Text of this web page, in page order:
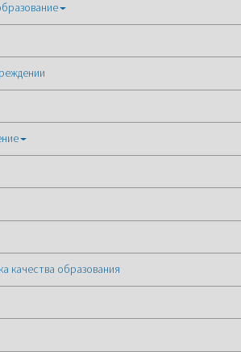
качества образования